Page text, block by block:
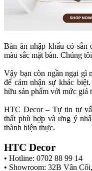
Bàn ăn nhập khẩu có
màu sắc mặt bàn. Chúng
Vậy bạn còn ngần ngại gì
để cảm nhận sự khác
hữu sản phẩm với mức giá
HTC Decor – Tự tin tư
thất phù hợp và ưng ý
thành hiện thực.
HTC Decor
• Hotline: 0702 88 99 14
• Showroom: 32B Vân